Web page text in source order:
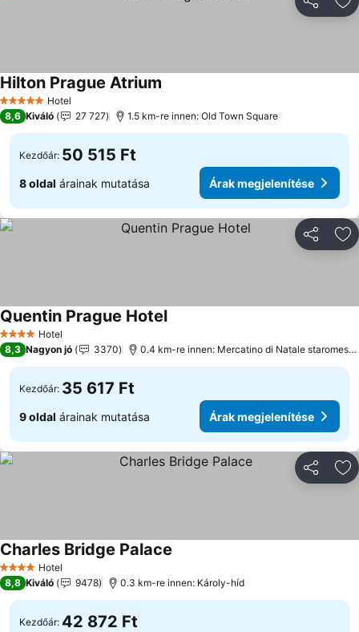
5 KategóriaHotel
Hilton Prague Atrium
8,6 Kiváló 27 727 1.5 km-re innen: Old Town Square
Kezdőár: 50 515 Ft
8 oldal árainak mutatása Árak megjelenítése
4 KategóriaHotel
Quentin Prague Hotel
8,3 Nagyon jó 3370 0.4 km-re innen: Mercatino di Natale staromestske namest
Kezdőár: 35 617 Ft
9 oldal árainak mutatása Árak megjelenítése
4 KategóriaHotel
Charles Bridge Palace
8,8 Kiváló 9478 0.3 km-re innen: Károly-híd
Kezdőár: 42 872 Ft